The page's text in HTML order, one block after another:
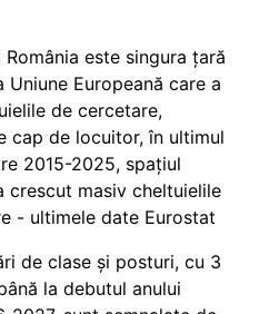
România este singura țară
Uniune Europeană care a
de cercetare,
cap de locuitor, în ultimul
2015-2025, spațiul
crescut masiv cheltuielile
- ultimele date Eurostat
de clase și posturi, cu 3
la debutul anului